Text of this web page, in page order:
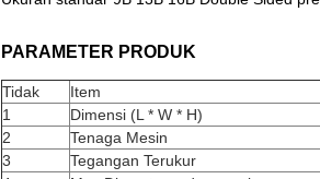
PARAMETER PRODUK
Tidak Item
1
Dimensi (L * W * H)
2
Tenaga Mesin
3
Tegangan Terukur